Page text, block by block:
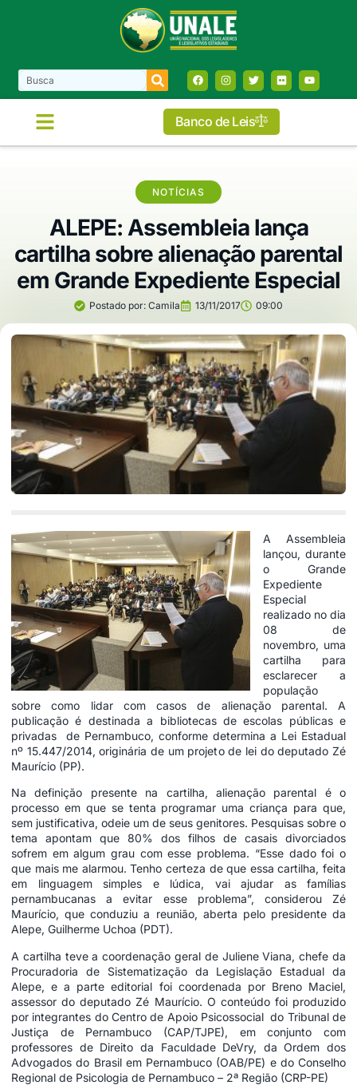
Banco de Leis
NOTÍCIAS
ALEPE: Assembleia lança
cartilha sobre alienação parental
em Grande Expediente Especial
Postado por: Camila 13/11/2017 09:00
A Assembleia
lançou, durante
o Grande
Expediente
Especial
realizado no dia
08 de
novembro, uma
cartilha para
esclarecer a
população
sobre como lidar com casos de alienação parental. A
publicação é destinada a bibliotecas de escolas públicas e
privadas de Pernambuco, conforme determina a Lei Estadual
nº 15.447/2014, originária de um projeto de lei do deputado Zé
Maurício (PP).
Na definição presente na cartilha, alienação parental é o
processo em que se tenta programar uma criança para que,
sem justificativa, odeie um de seus genitores. Pesquisas sobre o
tema apontam que 80% dos filhos de casais divorciados
sofrem em algum grau com esse problema. “Esse dado foi o
que mais me alarmou. Tenho certeza de que essa cartilha, feita
em linguagem simples e lúdica, vai ajudar as famílias
pernambucanas a evitar esse problema”, considerou Zé
Maurício, que conduziu a reunião, aberta pelo presidente da
Alepe, Guilherme Uchoa (PDT).
A cartilha teve a coordenação geral de Juliene Viana, chefe da
Procuradoria de Sistematização da Legislação Estadual da
Alepe, e a parte editorial foi coordenada por Breno Maciel,
assessor do deputado Zé Maurício. O conteúdo foi produzido
por integrantes do Centro de Apoio Psicossocial do Tribunal de
Justiça de Pernambuco (CAP/TJPE), em conjunto com
professores de Direito da Faculdade DeVry, da Ordem dos
Advogados do Brasil em Pernambuco (OAB/PE) e do Conselho
Regional de Psicologia de Pernambuco – 2ª Região (CRP-PE)